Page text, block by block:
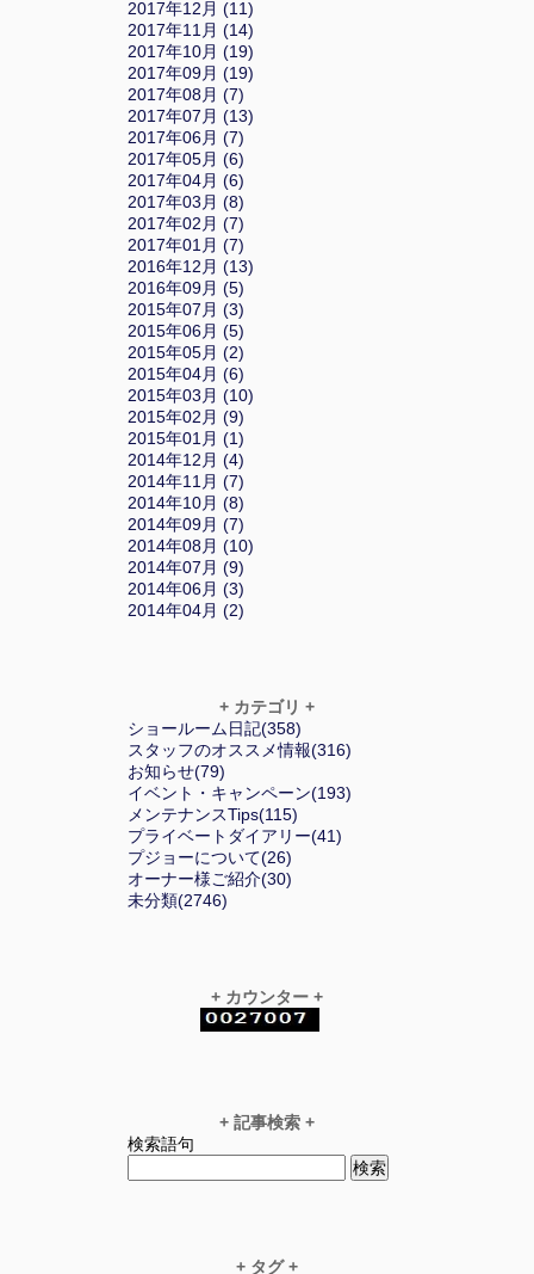
2017年12月 (11)
2017年11月 (14)
2017年10月 (19)
2017年09月 (19)
2017年08月 (7)
2017年07月 (13)
2017年06月 (7)
2017年05月 (6)
2017年04月 (6)
2017年03月 (8)
2017年02月 (7)
2017年01月 (7)
2016年12月 (13)
2016年09月 (5)
2015年07月 (3)
2015年06月 (5)
2015年05月 (2)
2015年04月 (6)
2015年03月 (10)
2015年02月 (9)
2015年01月 (1)
2014年12月 (4)
2014年11月 (7)
2014年10月 (8)
2014年09月 (7)
2014年08月 (10)
2014年07月 (9)
2014年06月 (3)
2014年04月 (2)
+ カテゴリ +
ショールーム日記(358)
スタッフのオススメ情報(316)
お知らせ(79)
イベント・キャンペーン(193)
メンテナンスTips(115)
プライベートダイアリー(41)
プジョーについて(26)
オーナー様ご紹介(30)
未分類(2746)
+ カウンター +
+ 記事検索 +
検索語句
+ タグ +